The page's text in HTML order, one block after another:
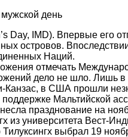
Day, IMD). Впервые его
островов.
Наций.
отмечать
дело не шло. Лишь в
Канзас, в США прошли
Мальтийской
празднование на
университета Вест-
выбрал 19